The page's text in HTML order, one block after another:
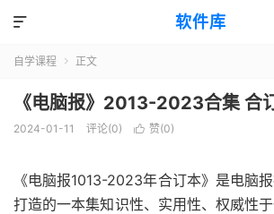
软件库

自学课程  正文
《电脑报》2013-2023合集 合
2024-01-11 评论(0)  赞(0)
《电脑报1013-2023年合订本》是电脑
打造的一本集知识性、实用性、权威性